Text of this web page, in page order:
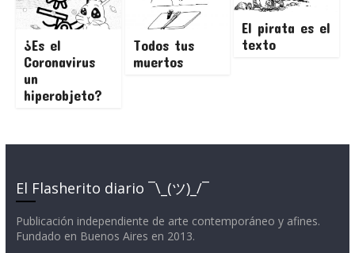
¿Es el
Coronavirus
un
hiperobjeto?
Todos tus
muertos
El pirata es el
texto
El Flasherito diario ¯\_(ツ)_/¯
Publicación independiente de arte contemporáneo y afines.
Fundado en Buenos Aires en 2013.